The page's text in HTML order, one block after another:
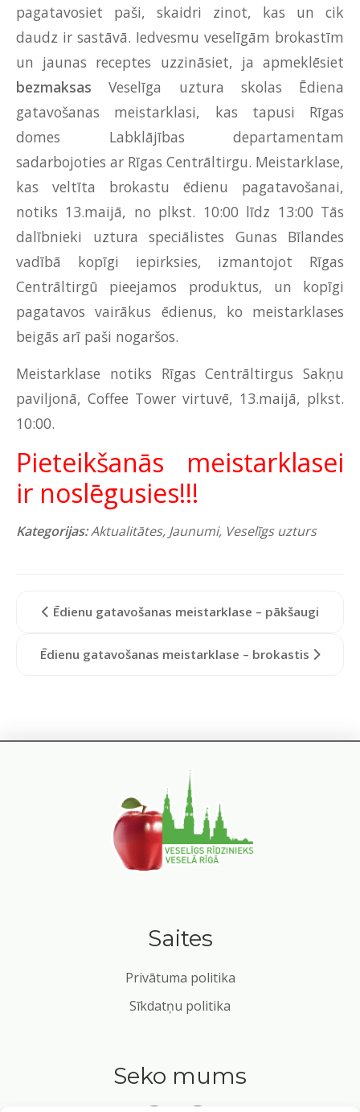
pagatavosiet paši, skaidri zinot, kas un cik
daudz ir sastāvā. Iedvesmu veselīgām brokastīm
un jaunas receptes uzzināsiet, ja apmeklēsiet
bezmaksas Veselīga uztura skolas Ēdiena
gatavošanas meistarklasi, kas tapusi Rīgas
domes Labklājības departamentam
sadarbojoties ar Rīgas Centrāltirgu. Meistarklase,
kas veltīta brokastu ēdienu pagatavošanai,
notiks 13.maijā, no plkst. 10:00 līdz 13:00 Tās
dalībnieki uztura speciālistes Gunas Bīlandes
vadībā kopīgi iepirksies, izmantojot Rīgas
Centrāltirgū pieejamos produktus, un kopīgi
pagatavos vairākus ēdienus, ko meistarklases
beigās arī paši nogaršos.
Meistarklase notiks Rīgas Centrāltirgus Sakņu
paviljonā, Coffee Tower virtuvē, 13.maijā, plkst.
10:00.
Pieteikšanās meistarklasei
ir noslēgusies!!!
Kategorijas:Aktualitātes, Jaunumi, Veselīgs uzturs
Ēdienu gatavošanas meistarklase – pākšaugi
Ēdienu gatavošanas meistarklase – brokastis
Saites
Privātuma politika
Sīkdatņu politika
Seko mums